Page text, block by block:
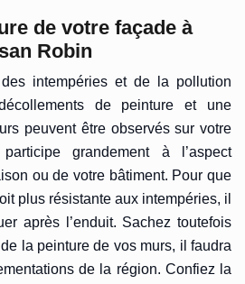
de votre façade à
Robin
intempéries et de la pollution
de peinture et une
peuvent être observés sur votre
grandement à l’aspect
ou de votre bâtiment. Pour que
plus résistante aux intempéries, il
après l’enduit. Sachez toutefois
la peinture de vos murs, il faudra
de la région. Confiez la